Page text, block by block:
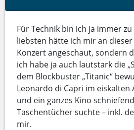
Für Technik bin ich ja immer
liebsten hätte ich mir an
Konzert angeschaut, sondern
ich habe ja auch lautstark die
dem Blockbuster „Titanic“
Leonardo di Capri im eiskalten
und ein ganzes Kino
Taschentücher suchte – inkl.
mir.